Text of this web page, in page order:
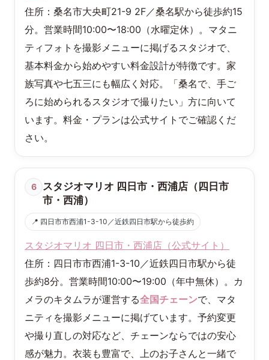
住所：桑名市大央町21-9 2F／桑名駅から徒歩約15
分。営業時間10:00〜18:00（水曜定休）。マタニ
ティフォトを撮影メニューに掲げるスタジオで、
基本料金から始めやすい料金設計が特徴です。家
族写真や七五三にも幅広く対応。「桑名で、手ご
ろに始められるスタジオで撮りたい」方に向いて
います。料金・プランは公式サイトでご確認くだ
さい。
6
スタジオマリオ 四日市・西浦店（四日市
市・西浦）
📍 四日市市西浦1-3-10／近鉄四日市駅から徒歩約
スタジオマリオ 四日市・西浦店（公式サイト）
住所：四日市市西浦1-3-10／近鉄四日市駅から徒
歩約8分。営業時間10:00〜19:00（年中無休）。カ
メラのキタムラが運営する全国チェーンで、マタ
ニティを撮影メニューに掲げています。予約変更
や撮り直しの対応など、チェーンならではの安心
感が魅力。衣装も豊富で、上のお子さんと一緒で